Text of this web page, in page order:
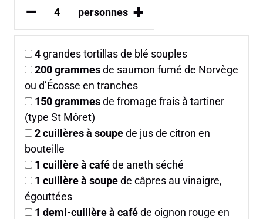
– personnes +
4 grandes tortillas de blé souples
200grammesde saumon fumé de Norvège
ou d’Écosse en tranches
150grammesde fromage frais à tartiner
(type St Môret)
2cuillères à soupede jus de citron en
bouteille
1 cuillère à caféde aneth séché
1 cuillère à soupede câpres au vinaigre,
égouttées
1 demi-cuillère à caféde oignon rouge en